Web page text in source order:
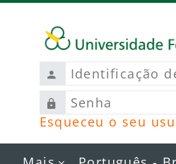
Ir para o conteúdo
Identificação
de
usuário
Senha
Esqueceu o seu